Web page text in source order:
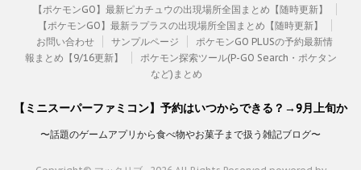
【ポケモンGO】最新ピカチュウの出現場所全国まとめ【随時更新】
【ポケモンGO】最新ラプラスの出現場所全国まとめ【随時更新】
お問い合わせ
サンプルページ
ポケモンGO PLUSの予約最新情
報まとめ【9/16更新】
ポケモン探索ツール(P-GO Search・ポケタン
など)まとめ
【ミニスーパーファミコン】予約はいつからできる？→9月上旬か
〜話題のゲームアプリから食べ物やお菓子まで扱う雑記ブログ〜